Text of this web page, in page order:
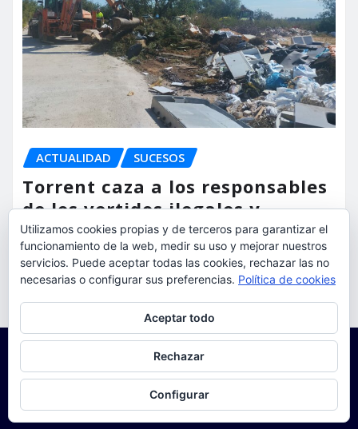
ACTUALIDAD SUCESOS
Torrent caza a los responsables
de los vertidos ilegales y
endurece las sanciones
torrent al dia Ago 7, 2026
Utilizamos cookies propias y de terceros para garantizar el
funcionamiento de la web, medir su uso y mejorar nuestros
servicios. Puede aceptar todas las cookies, rechazar las no
necesarias o configurar sus preferencias. Política de cookies
Aceptar todo
Rechazar
Configurar
Para obtener más información, incluido cómo gestionar las cookies,